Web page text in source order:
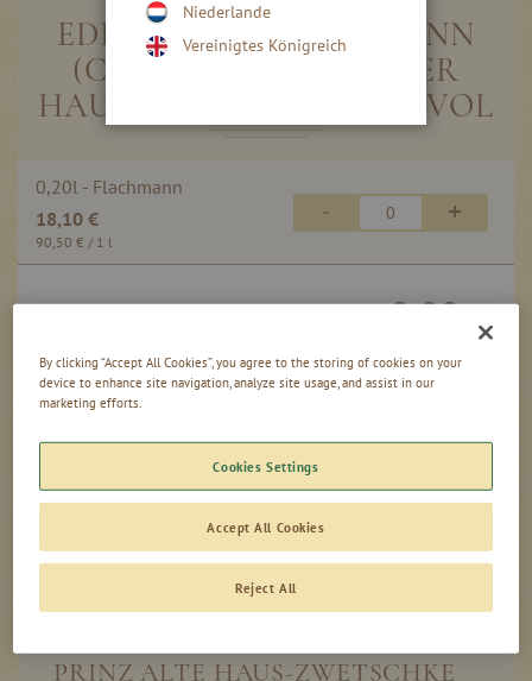
beginning
images
gallery
EDELSTAHL-FLACHMANN
(CA. 200 ML) MIT ALTER
HAUS-ZWETSCHKE 41 % VOL
Produkte
Artikel
0,20l - Flachmann
18,10 €
90,50 € / 1 l
- +
0,00
PRINZ ALTE HAUS-ZWETSCHKE
By clicking “Accept All Cookies”, you agree to the storing of cookies on your
device to enhance site navigation, analyze site usage, and assist in our
marketing efforts.
Cookies Settings
Reject All
Accept All Cookies
Niederlande
Vereinigtes Königreich